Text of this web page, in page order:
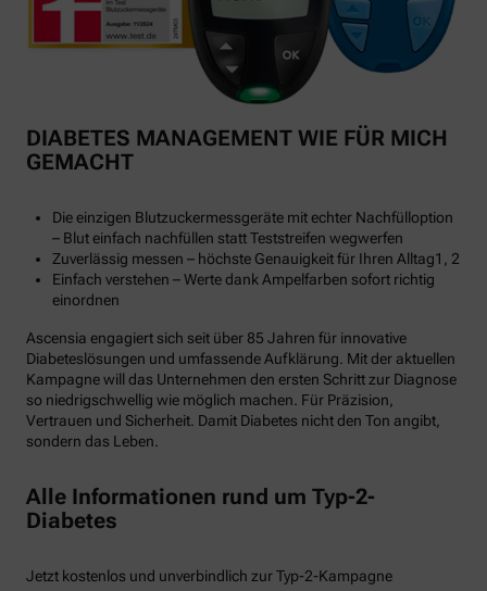
DIABETES MANAGEMENT WIE FÜR MICH
GEMACHT
Die einzigen Blutzuckermessgeräte mit echter Nachfülloption
– Blut einfach nachfüllen statt Teststreifen wegwerfen
Zuverlässig messen – höchste Genauigkeit für Ihren Alltag1, 2
Einfach verstehen – Werte dank Ampelfarben sofort richtig
einordnen
Ascensia engagiert sich seit über 85 Jahren für innovative
Diabeteslösungen und umfassende Aufklärung. Mit der aktuellen
Kampagne will das Unternehmen den ersten Schritt zur Diagnose
so niedrigschwellig wie möglich machen. Für Präzision,
Vertrauen und Sicherheit. Damit Diabetes nicht den Ton angibt,
sondern das Leben.
Alle Informationen rund um Typ-2-
Diabetes
Jetzt kostenlos und unverbindlich zur Typ-2-Kampagne